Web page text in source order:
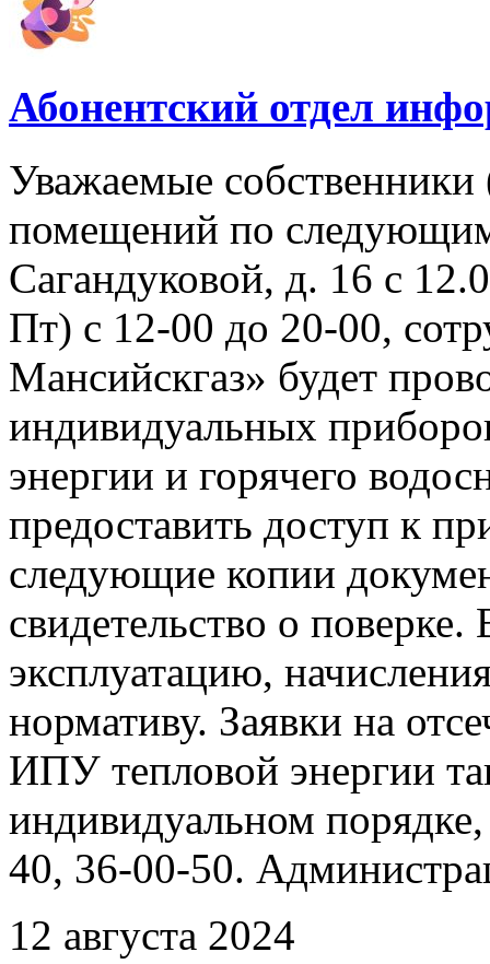
Абонентский отдел
Уважаемые
помещений по
Сагандуковой, д. 16 с
Пт) с 12-00 до 20-00,
Мансийскгаз» будет
индивидуальных
энергии и горячего
предоставить доступ к
следующие копии
свидетельство о
эксплуатацию,
нормативу. Заявки на
ИПУ тепловой энергии
индивидуальном
40, 36-00-50.
12 августа 2024